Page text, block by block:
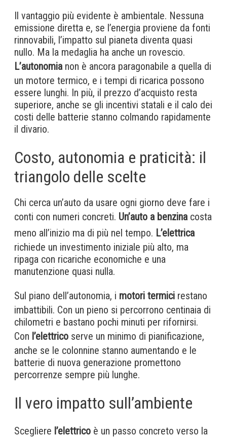
Il vantaggio più evidente è ambientale. Nessuna
emissione diretta e, se l’energia proviene da fonti
rinnovabili, l’impatto sul pianeta diventa quasi
nullo. Ma la medaglia ha anche un rovescio.
L’autonomia non è ancora paragonabile a quella di
un motore termico, e i tempi di ricarica possono
essere lunghi. In più, il prezzo d’acquisto resta
superiore, anche se gli incentivi statali e il calo dei
costi delle batterie stanno colmando rapidamente
il divario.
Costo, autonomia e praticità: il
triangolo delle scelte
Chi cerca un’auto da usare ogni giorno deve fare i
conti con numeri concreti. Un’auto a benzina costa
meno all’inizio ma di più nel tempo. L’elettrica
richiede un investimento iniziale più alto, ma
ripaga con ricariche economiche e una
manutenzione quasi nulla.
Sul piano dell’autonomia, i motori termici restano
imbattibili. Con un pieno si percorrono centinaia di
chilometri e bastano pochi minuti per rifornirsi.
Con l’elettrico serve un minimo di pianificazione,
anche se le colonnine stanno aumentando e le
batterie di nuova generazione promettono
percorrenze sempre più lunghe.
Il vero impatto sull’ambiente
Scegliere l’elettrico è un passo concreto verso la